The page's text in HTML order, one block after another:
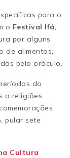
para o
o Festival Ifá,
por alguns
de alimentos,
pelo oráculo.
do
a religiões
pular sete
Cultura